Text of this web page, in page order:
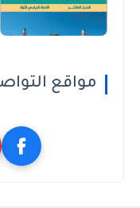
مواقع